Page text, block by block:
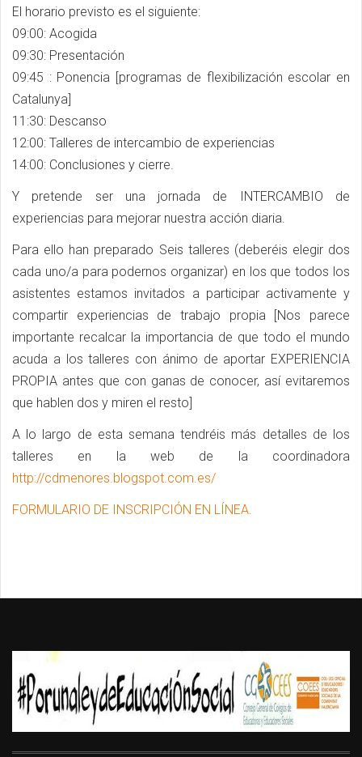
El horario previsto es el siguiente:
09:00: Acogida
09:30: Presentación
09:45 : Ponencia [programas de flexibilización escolar en
Catalunya]
11:30: Descanso
12:00: Talleres de intercambio de experiencias
14:00: Conclusiones y cierre.
Y pretende ser una jornada de INTERCAMBIO de
experiencias para mejorar nuestra acción diaria.
Para ello han preparado Seis talleres (deberéis elegir dos
cada uno/a para podernos organizar) en los que todos los
asistentes estamos invitados a participar activamente y
compartir experiencias de trabajo propia [Nos parece
importante recalcar la importancia de que todo el mundo
acuda a los talleres con ánimo de aportar EXPERIENCIA
PROPIA antes que con ganas de conocer, así evitaremos
que hablen dos y miren el resto]
A lo largo de esta semana tendréis más detalles de los
talleres en la web de la coordinadora
http://cdmenores.blogspot.com.es/
FORMULARIO DE INSCRIPCIÓN EN LÍNEA.